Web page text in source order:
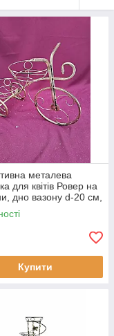
металева
для квітів Ровер на
дно вазону d-20 см,
Купити